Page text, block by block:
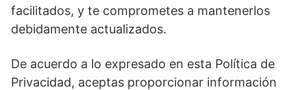
facilitados, y te comprometes a mantenerlos
debidamente actualizados.
De acuerdo a lo expresado en esta Política de
Privacidad, aceptas proporcionar información